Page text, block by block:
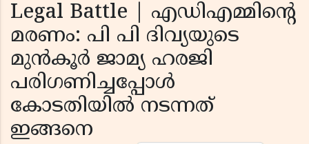
Legal Battle | എഡിഎമ്മിൻ്റെ
മരണം: പി പി ദിവ്യയുടെ
മുൻകൂർ ജാമ്യ ഹരജി
പരിഗണിച്ചപ്പോൾ
കോടതിയിൽ നടന്നത്
ഇങ്ങനെ